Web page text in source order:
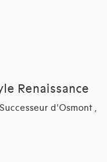
Renaissance
d'Osmont ,